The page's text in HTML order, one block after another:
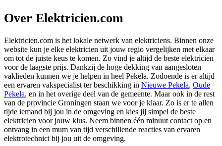
Over Elektricien.com
Elektricien.com is het lokale netwerk van elektriciens. Binnen onze
website kun je elke elektricien uit jouw regio vergelijken met elkaar
om tot de juiste keus te komen. Zo vind je altijd de beste elektricien
voor de laagste prijs. Dankzij de hoge dekking van aangesloten
vaklieden kunnen we je helpen in heel Pekela. Zodoende is er altijd
een ervaren vakspecialist ter beschikking in Nieuwe Pekela, Oude
Pekela, en in het overige deel van de gemeente. Maar ook in de rest
van de provincie Groningen staan we voor je klaar. Zo is er te allen
tijde iemand bij jou in de omgeving en kies jij simpel de beste
elektricien voor jouw klus. Neem binnen één minuut contact op en
ontvang in een mum van tijd verschillende reacties van ervaren
elektrotechnici bij jou uit de omgeving.